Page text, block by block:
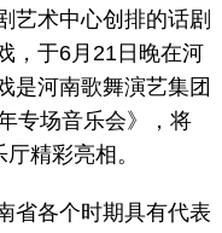
艺术中心创排的话剧
，于6月21日晚在河
是河南歌舞演艺集团
专场音乐会》，将
精彩亮相。
各个时期具有代表